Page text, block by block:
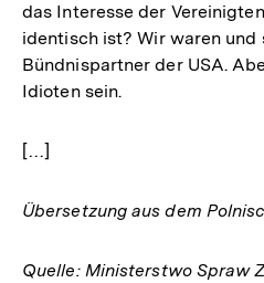
das Interesse der
identisch ist? Wir waren und
Bündnispartner der USA.
Idioten sein.
[…]
Übersetzung aus dem
Quelle: Ministerstwo Spraw